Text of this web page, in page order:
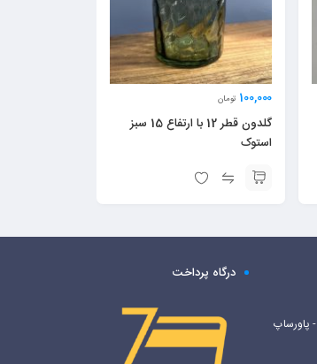
100,000 تومان
گلدون قطر 12 با ارتفاع 15 سبز
استوک
درگاه پرداخت